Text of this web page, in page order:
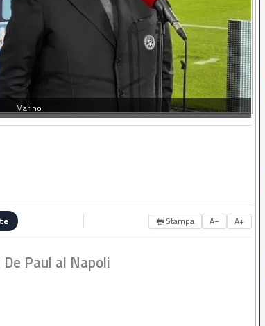
Marino
🖶 Stampa A− A+
Paul al Napoli